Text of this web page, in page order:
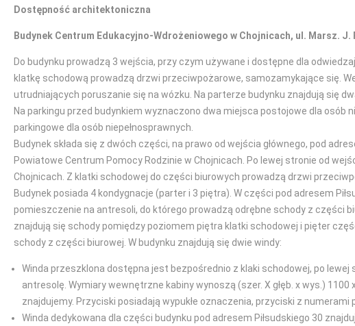
Dostępność architektoniczna
Budynek Centrum Edukacyjno-Wdrożeniowego w Chojnicach, ul. Marsz. J.
Do budynku prowadzą 3 wejścia, przy czym używane i dostępne dla
klatkę schodową prowadzą drzwi przeciwpożarowe, samozamykające się.
utrudniających poruszanie się na wózku. Na parterze budynku znajdują się
Na parkingu przed budynkiem wyznaczono dwa miejsca postojowe dla osób
parkingowe dla osób niepełnosprawnych.
Budynek składa się z dwóch części, na prawo od wejścia głównego, pod
Powiatowe Centrum Pomocy Rodzinie w Chojnicach. Po lewej stronie od
Chojnicach. Z klatki schodowej do części biurowych prowadzą drzwi
Budynek posiada 4 kondygnacje (parter i 3 piętra). W części pod adresem
pomieszczenie na antresoli, do którego prowadzą odrębne schody z części
znajdują się schody pomiędzy poziomem piętra klatki schodowej i pięter
schody z części biurowej. W budynku znajdują się dwie windy:
Winda przeszklona dostępna jest bezpośrednio z klaki schodowej, po
antresolę. Wymiary wewnętrzne kabiny wynoszą (szer. X głęb. x wys.)
znajdujemy. Przyciski posiadają wypukłe oznaczenia, przyciski z numerami
Winda dedykowana dla części budynku pod adresem Piłsudskiego 30